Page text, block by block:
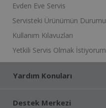
Evden Eve Servis
Servisteki Ürünümün Durumu
Kullanım Kılavuzları
Yetkili Servis Olmak İstiyorum
Yardım Konuları
Destek Merkezi